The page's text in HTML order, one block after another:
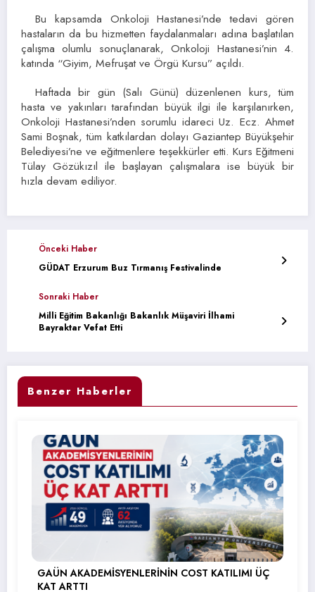
Bu kapsamda Onkoloji Hastanesi’nde tedavi gören
hastaların da bu hizmetten faydalanmaları adına başlatılan
çalışma olumlu sonuçlanarak, Onkoloji Hastanesi’nin 4.
katında “Giyim, Mefruşat ve Örgü Kursu” açıldı.
Haftada bir gün (Salı Günü) düzenlenen kurs, tüm
hasta ve yakınları tarafından büyük ilgi ile karşılanırken,
Onkoloji Hastanesi’nden sorumlu idareci Uz. Ecz. Ahmet
Sami Boşnak, tüm katkılardan dolayı Gaziantep Büyükşehir
Belediyesi’ne ve eğitmenlere teşekkürler etti. Kurs Eğitmeni
Tülay Gözükızıl ile başlayan çalışmalara ise büyük bir
hızla devam ediliyor.
Önceki Haber
GÜDAT Erzurum Buz Tırmanış Festivalinde
Sonraki Haber
Milli Eğitim Bakanlığı Bakanlık Müşaviri İlhami
Bayraktar Vefat Etti
Benzer Haberler
GAÜN AKADEMİSYENLERİNİN COST KATILIMI ÜÇ
KAT ARTTI